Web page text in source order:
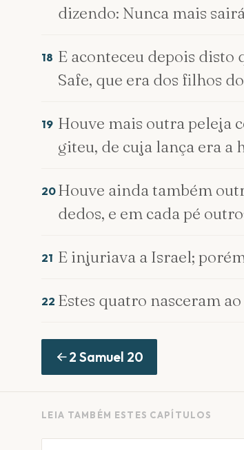
dizendo: Nunca mais
18 E aconteceu depois disto
Safe, que era dos filhos
19 Houve mais outra peleja
giteu, de cuja lança era a
20 Houve ainda também
dedos, e em cada pé
21 E injuriava a Israel;
22 Estes quatro nasceram
2 Samuel 20
LEIA TAMBÉM ESTES CAPÍTULOS